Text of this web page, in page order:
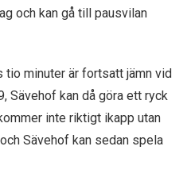
och kan gå till pausvilan
tio minuter är fortsatt jämn vid
Sävehof kan då göra ett ryck
inte riktigt ikapp utan
Sävehof kan sedan spela